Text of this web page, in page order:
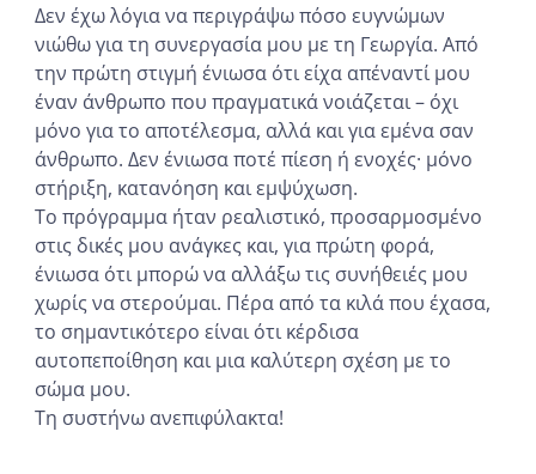
Δεν έχω λόγια να περιγράψω πόσο ευγνώμων
νιώθω για τη συνεργασία μου με τη Γεωργία. Από
την πρώτη στιγμή ένιωσα ότι είχα απέναντί μου
έναν άνθρωπο που πραγματικά νοιάζεται – όχι
μόνο για το αποτέλεσμα, αλλά και για εμένα σαν
άνθρωπο. Δεν ένιωσα ποτέ πίεση ή ενοχές· μόνο
στήριξη, κατανόηση και εμψύχωση.
Το πρόγραμμα ήταν ρεαλιστικό, προσαρμοσμένο
στις δικές μου ανάγκες και, για πρώτη φορά,
ένιωσα ότι μπορώ να αλλάξω τις συνήθειές μου
χωρίς να στερούμαι. Πέρα από τα κιλά που έχασα,
το σημαντικότερο είναι ότι κέρδισα
αυτοπεποίθηση και μια καλύτερη σχέση με το
σώμα μου.
Τη συστήνω ανεπιφύλακτα!